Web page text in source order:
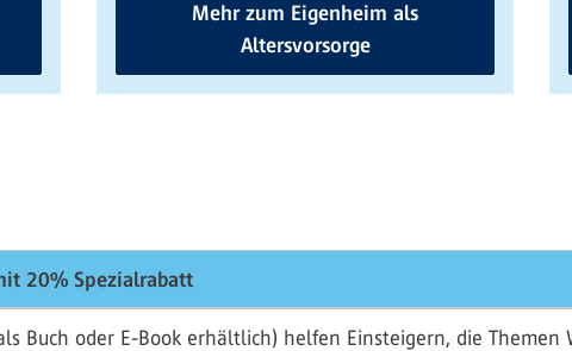
Mehr zum Eigenheim als
Altersvorsorge
20% Spezialrabatt
Buch oder E-Book erhältlich) helfen Einsteigern, die Themen